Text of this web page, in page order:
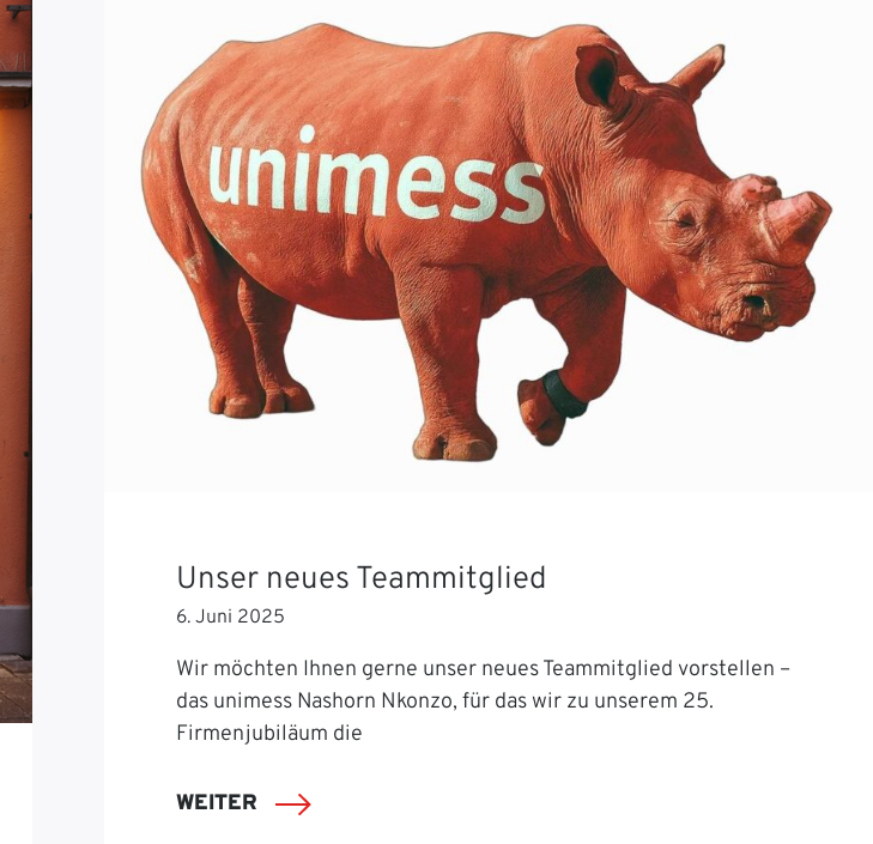
Unser neues Teammitglied
6. Juni 2025
Wir möchten Ihnen gerne unser neues Teammitglied vorstellen –
das unimess Nashorn Nkonzo, für das wir zu unserem 25.
Firmenjubiläum die
WEITER